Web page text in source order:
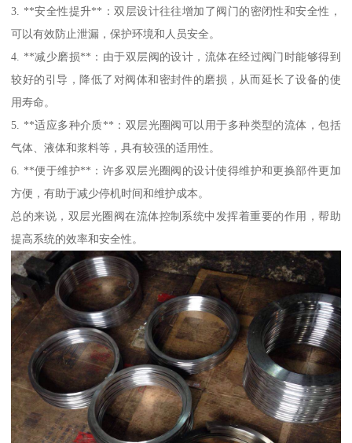
3. **安全性提升**：双层设计往往增加了阀门的密闭性和安全性，
可以有效防止泄漏，保护环境和人员安全。
4. **减少磨损**：由于双层阀的设计，流体在经过阀门时能够得到
较好的引导，降低了对阀体和密封件的磨损，从而延长了设备的使
用寿命。
5. **适应多种介质**：双层光圈阀可以用于多种类型的流体，包括
气体、液体和浆料等，具有较强的适用性。
6. **便于维护**：许多双层光圈阀的设计使得维护和更换部件更加
方便，有助于减少停机时间和维护成本。
总的来说，双层光圈阀在流体控制系统中发挥着重要的作用，帮助
提高系统的效率和安全性。